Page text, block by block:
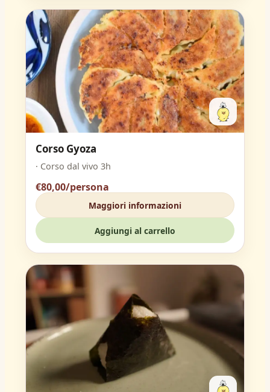
Corso Gyoza
· Corso dal vivo 3h
€80,00/persona
Maggiori informazioni
Aggiungi al carrello